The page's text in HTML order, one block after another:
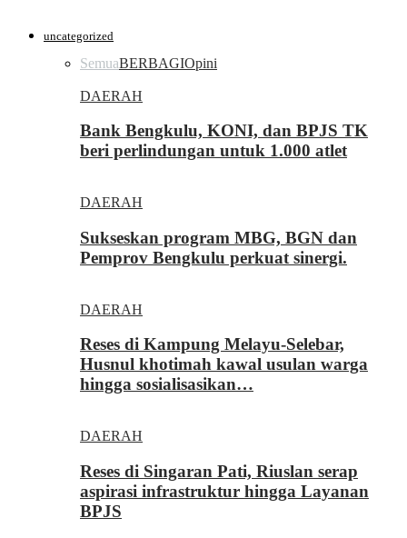
uncategorized
SemuaBERBAGIOpini
DAERAH
Bank Bengkulu, KONI, dan BPJS TK
beri perlindungan untuk 1.000 atlet
DAERAH
Sukseskan program MBG, BGN dan
Pemprov Bengkulu perkuat sinergi.
DAERAH
Reses di Kampung Melayu-Selebar,
Husnul khotimah kawal usulan warga
hingga sosialisasikan…
DAERAH
Reses di Singaran Pati, Riuslan serap
aspirasi infrastruktur hingga Layanan
BPJS